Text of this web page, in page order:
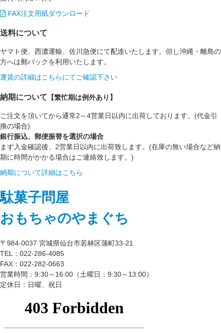
FAX注文用紙ダウンロード
送料について
ヤマト便、西濃運輸、佐川急便にて配達いたします。但し沖縄・離島の
方へは郵パックを利用いたします。
運賃の詳細はこちらにてご確認下さい
納期について 【繁忙期は例外あり】
ご注文を頂いてから通常2～4営業日以内に出荷しております。(代金引
換の場合)
銀行振込、郵便振替を選択の場合
まず入金確認後、2営業日以内に出荷致します。(在庫の無い場合など納
期に時間がかかる場合はご連絡致します。)
納期について詳細はこちら
駄菓子問屋
おもちゃのやまぐち
〒984-0037 宮城県仙台市若林区蒲町33-21
TEL：022-286-4085
FAX：022-282-0663
営業時間：9:30～16:00（土曜日：9:30～13:00）
定休日：日曜、祝日